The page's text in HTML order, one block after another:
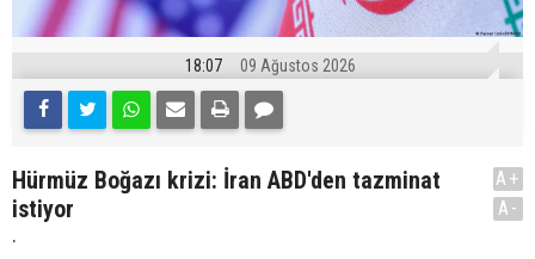
18:07 09 Ağustos 2026
Hürmüz Boğazı krizi: İran ABD'den tazminat
istiyor
.
A+
A-